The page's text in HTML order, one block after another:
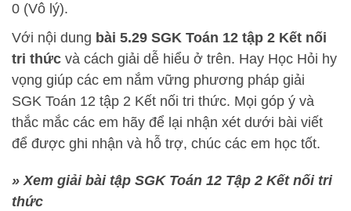
0 (Vô lý).
Với nội dung bài 5.29 SGK Toán 12 tập 2 Kết nối
tri thức và cách giải dễ hiểu ở trên. Hay Học Hỏi hy
vọng giúp các em nắm vững phương pháp giải
SGK Toán 12 tập 2 Kết nối tri thức. Mọi góp ý và
thắc mắc các em hãy để lại nhận xét dưới bài viết
để được ghi nhận và hỗ trợ, chúc các em học tốt.
» Xem giải bài tập SGK Toán 12 Tập 2 Kết nối tri
thức